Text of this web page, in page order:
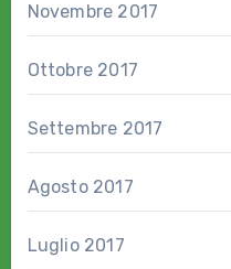
Novembre 2017
Ottobre 2017
Settembre 2017
Agosto 2017
Luglio 2017